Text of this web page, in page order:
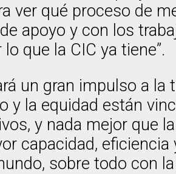
ver qué proceso de
apoyo y con los
que la CIC ya tiene”.
un gran impulso a
y la equidad están
y nada mejor que
capacidad,
sobre todo con